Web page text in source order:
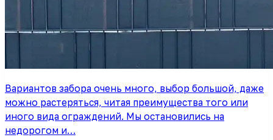
Вариантов забора очень много, выбор большой, даже
можно растеряться, читая преимущества того или
иного вида ограждений. Мы остановились на
недорогом и…